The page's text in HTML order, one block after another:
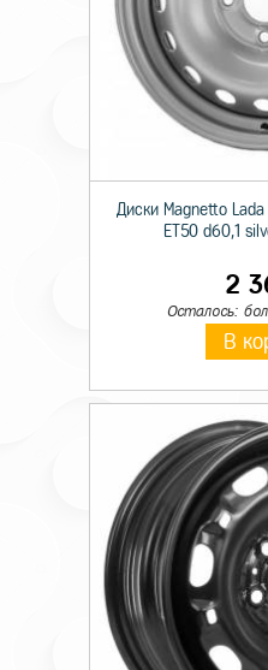
Диски Magnetto
ET50 d60,1
2
Осталось:
В